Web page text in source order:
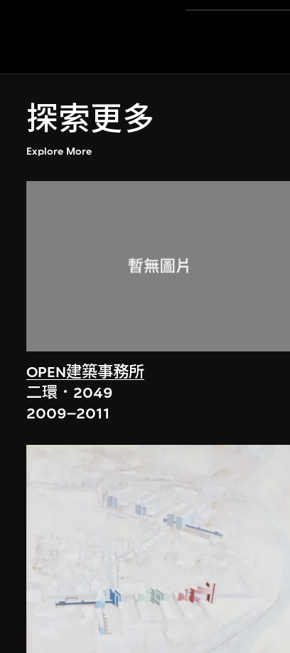
探索更多
Explore More
OPEN建築事務所
二環．2049
2009–2011